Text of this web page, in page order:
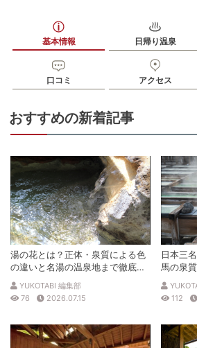
基本情報 日帰り温泉
口コミ アクセス
おすすめの新着記事
湯の花とは？正体・泉質による色
の違いと名湯の温泉地まで徹底解
説
YUKOTABI 編集部
76
2026.07.15
日本三
馬の泉
徹底解説
112